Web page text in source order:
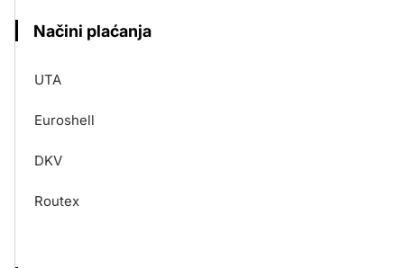
Načini plaćanja
UTA
Euroshell
DKV
Routex